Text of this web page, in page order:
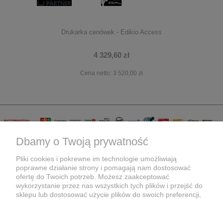
Drukarka cenówek - Edikio Access
4 329,60 zł
Cena netto: 3 520,00 zł
KONTO KLIENTA
Dbamy o Twoją prywatność
Pliki cookies i pokrewne im technologie umożliwiają
poprawne działanie strony i pomagają nam dostosować
ofertę do Twoich potrzeb. Możesz zaakceptować
wykorzystanie przez nas wszystkich tych plików i przejść do
sklepu lub dostosować użycie plików do swoich preferencji,